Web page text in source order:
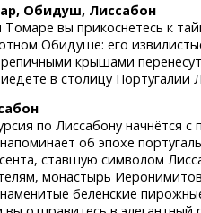
Обидуш, Лиссабон
вы прикоснетесь к
Обидуше: его
крышами перенесут
в столицу Португалии
по Лиссабону начнётся
об эпохе
ставшую символом
монастырь
беленские